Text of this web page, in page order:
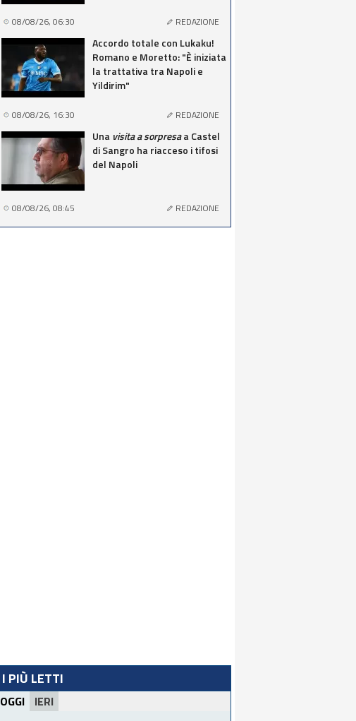
08/08/26, 06:30 REDAZIONE
Accordo totale con Lukaku!
Romano e Moretto: "È iniziata
la trattativa tra Napoli e
Yildirim"
08/08/26, 16:30 REDAZIONE
Una visita a sorpresaa Castel
di Sangro ha riacceso i tifosi
del Napoli
08/08/26, 08:45 REDAZIONE
I PIÙ LETTI
OGGI IERI